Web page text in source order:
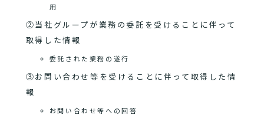
用
②当社グループが業務の委託を受けることに伴って
取得した情報
委託された業務の遂行
③お問い合わせ等を受けることに伴って取得した情
報
お問い合わせ等への回答